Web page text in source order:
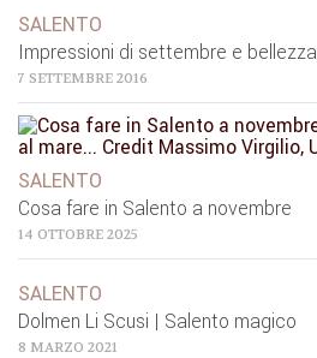
SALENTO
Impressioni di settembre e bellezza
7 SETTEMBRE 2016
SALENTO
Cosa fare in Salento a novembre
14 OTTOBRE 2025
SALENTO
Dolmen Li Scusi | Salento magico
8 MARZO 2021